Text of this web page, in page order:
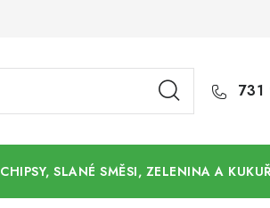
731
CHIPSY, SLANÉ SMĚSI, ZELENINA A